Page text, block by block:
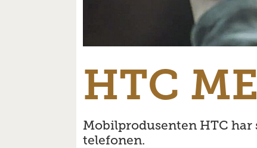
HTC
Mobilprodusenten HTC har
telefonen.